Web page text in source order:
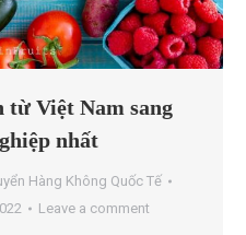
từ Việt Nam sang
nhất
Hàng Không Quốc Tế
Leave a comment